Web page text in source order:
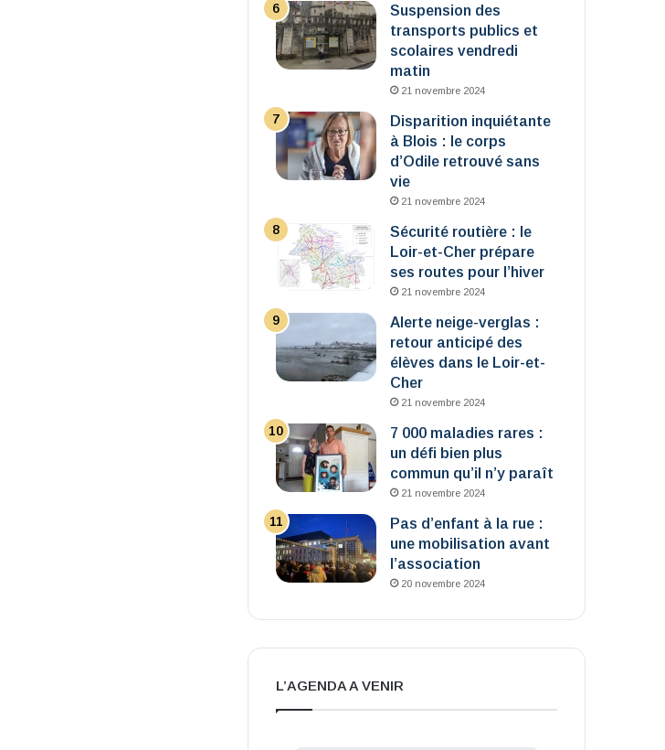
Suspension des
transports publics et
scolaires vendredi
matin
21 novembre 2024
Disparition inquiétante
à Blois : le corps
d’Odile retrouvé sans
vie
21 novembre 2024
Sécurité routière : le
Loir-et-Cher prépare
ses routes pour l’hiver
21 novembre 2024
Alerte neige-verglas :
retour anticipé des
élèves dans le Loir-et-
Cher
21 novembre 2024
7 000 maladies rares :
un défi bien plus
commun qu’il n’y paraît
21 novembre 2024
Pas d’enfant à la rue :
une mobilisation avant
l’association
20 novembre 2024
L’AGENDA A VENIR